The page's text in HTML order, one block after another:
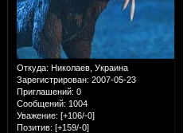
Откуда: Николаев, Украина
Зарегистрирован: 2007-05-23
Приглашений: 0
Сообщений: 1004
Уважение: [+106/-0]
Позитив: [+159/-0]